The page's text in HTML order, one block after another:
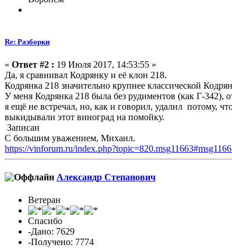
Re: Разборки
« Ответ #2 : 19 Июля 2017, 14:53:55 »
Да, я сравнивал Кодрянку и её клон 218.
Кодрянка 218 значительно крупнее классической
У меня Кодрянка 218 была без рудиментов (как Г-342),
я ещё не встречал, но, как и говорил, удалил потому,
выкидывали этот виноград на помойку.
Записан
С большим уважением, Михаил.
https://vinforum.ru/
Александр Cтепанович
Ветеран
Спасибо
-Дано: 7629
-Получено: 7774